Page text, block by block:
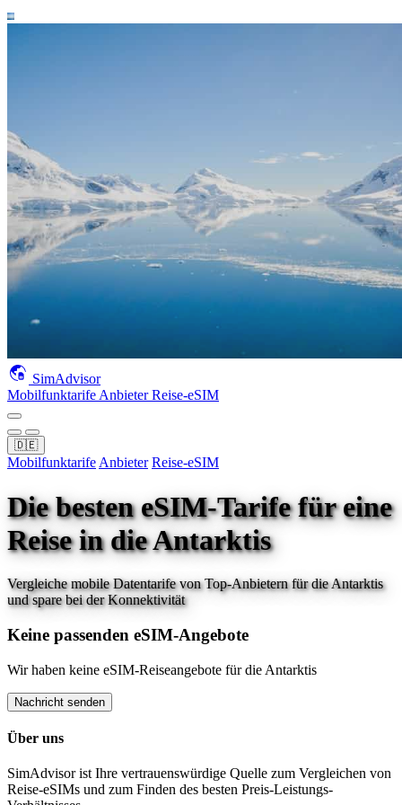
SimAdvisor
Mobilfunktarife AnbieterReise-eSIM
🇩🇪
Mobilfunktarife Anbieter Reise-eSIM
Die besten eSIM-Tarife für eine
Reisein die Antarktis
Vergleiche mobile Datentarife von Top-Anbietern fürdie Antarktis
und spare bei der Konnektivität
Keine passenden eSIM-Angebote
Wir haben keine eSIM-Reiseangebote fürdie Antarktis
Nachricht senden
Über uns
SimAdvisor ist Ihre vertrauenswürdige Quelle zum Vergleichen von
Reise-eSIMs und zum Finden des besten Preis-Leistungs-